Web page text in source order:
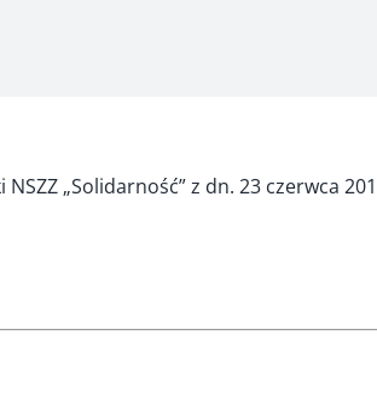
„Solidarność” z dn. 23 czerwca